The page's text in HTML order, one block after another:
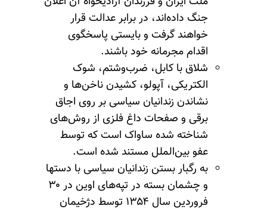
جنگ داده‌اند، در برابر عدالت قرار
خواهند گرفت و بایستی پاسخگوی
اقدام مجرمانه خود باشند.
شلاق با کابل، ضرب‌وشتم، شوک
الکتریکی، آپولو، کشیدن ناخن‌ها و
نشاندن زندانیان سیاسی بر روی اجاق
برقی و صفحات داغ فلزی از روش‌های
شناخته شده ساواک است که توسط
عفو بین‌الملل مستند شده است.
به رگبار بستن زندانیان سیاسی با دستها
و چشمان بسته در تپه‌های اوین در ۳۰
فروردین سال ۱۳۵۴ توسط دژخیمان